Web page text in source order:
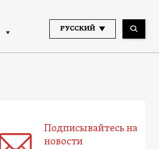
РУССКИЙ
Подписывайтесь на
новости